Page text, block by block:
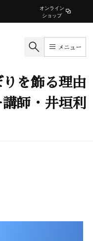
オンライン
ショップ
メニュー
を飾る理由
師・井垣利